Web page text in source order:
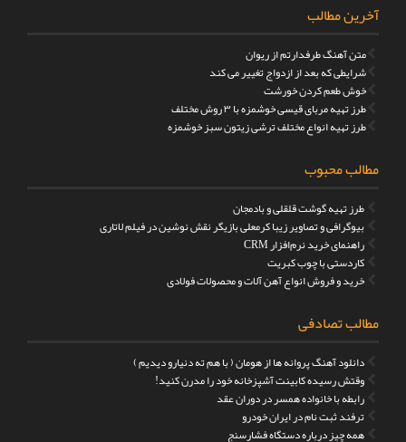
آخرین مطالب
متن آهنگ طرفدارتم از ریوان
شرایطی که بعد از ازدواج تغییر می کند
خوش طعم کردن خورشت
طرز تهیه مربای قیسی خوشمزه با ۳ روش مختلف
طرز تهیه انواع مختلف ترشی زیتون سبز خوشمزه
مطالب محبوب
طرز تهیه گوشت قلقلی و بادمجان
بیوگرافی و تصاویر زیبا کرمعلی بازیگر نقش نوشین در فیلم لاتاری
راهنمای خرید نرم‌افزار CRM
کاردستی با چوب کبریت
خرید و فروش انواع آهن آلات و محصولات فولادی
مطالب تصادفی
دانلود آهنگ پروانه ها از هومان ( با هم ته دنیارو دیدیم )
وقتش رسیده کابینت آشپزخانه خود را مدرن کنید!
رابطه با خانواده همسر در دوران عقد
ترفند ثبت نام در ایران خودرو
همه چیز درباره دستگاه فشارسنج